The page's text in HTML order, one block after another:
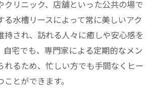
クリニック、店舗といった公共の場で
る水槽リースによって常に美しいアク
持され、訪れる人々に癒しや安心感を
自宅でも、専門家による定期的なメン
れるため、忙しい方でも手間なくヒー
とができます。